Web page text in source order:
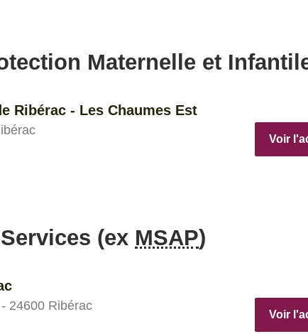
Maternelle et
Ribérac - Les Chaumes Est
Voir
(ex MSAP)
24600 Ribérac
Voir